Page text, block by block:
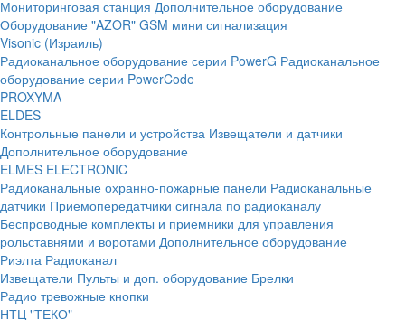
Мониторинговая станция Дополнительное оборудование
Оборудование "AZOR" GSM мини сигнализация
Visonic (Израиль)
Радиоканальное оборудование серии PowerG Радиоканальное
оборудование серии PowerCode
PROXYMA
ELDES
Контрольные панели и устройства Извещатели и датчики
Дополнительное оборудование
ELMES ELECTRONIC
Радиоканальные охранно-пожарные панели Радиоканальные
датчики Приемопередатчики сигнала по радиоканалу
Беспроводные комплекты и приемники для управления
рольставнями и воротами Дополнительное оборудование
Риэлта Радиоканал
Извещатели Пульты и доп. оборудование Брелки
Радио тревожные кнопки
НТЦ "ТЕКО"